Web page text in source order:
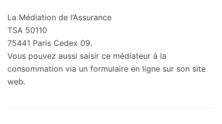
La Médiation de l’Assurance
TSA 50110
75441 Paris Cedex 09.
Vous pouvez aussi saisir ce médiateur à la
consommation via un formulaire en ligne sur son site
web.